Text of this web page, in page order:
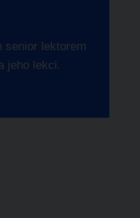
senior lektorem
jeho lekci.